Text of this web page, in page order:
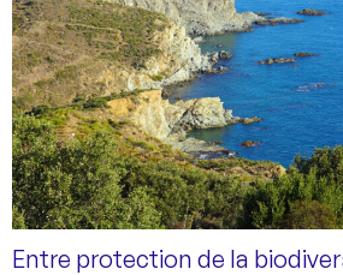
Entre protection de la